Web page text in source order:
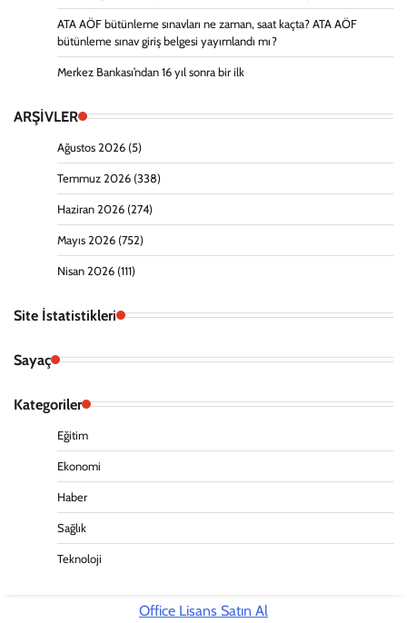
ATA AÖF bütünleme sınavları ne zaman, saat kaçta? ATA AÖF
bütünleme sınav giriş belgesi yayımlandı mı?
Merkez Bankası’ndan 16 yıl sonra bir ilk
ARŞİVLER
Ağustos 2026 (5)
Temmuz 2026 (338)
Haziran 2026 (274)
Mayıs 2026 (752)
Nisan 2026 (111)
Site İstatistikleri
Sayaç
Kategoriler
Eğitim
Ekonomi
Haber
Sağlık
Teknoloji
Office Lisans Satın Al